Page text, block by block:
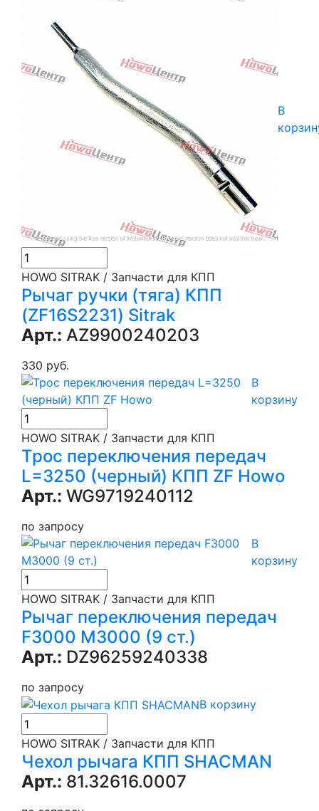
В
HOWO SITRAK / Запчасти для КПП
Рычаг ручки (тяга) КПП
(ZF16S2231) Sitrak
Арт.: AZ9900240203
330 руб.
В
корзину
HOWO SITRAK / Запчасти для КПП
Трос переключения передач
L=3250 (черный) КПП ZF Howo
Арт.: WG9719240112
по запросу
В
корзину
HOWO SITRAK / Запчасти для КПП
Рычаг переключения передач
F3000 M3000 (9 ст.)
Арт.: DZ96259240338
по запросу
В корзину
HOWO SITRAK / Запчасти для КПП
Чехол рычага КПП SHACMAN
Арт.: 81.32616.0007